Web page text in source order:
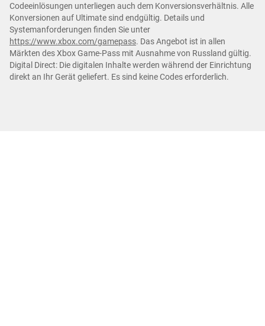
Codeeinlösungen unterliegen auch dem Konversionsverhältnis. Alle
Konversionen auf Ultimate sind endgültig. Details und
Systemanforderungen finden Sie unter
https://www.xbox.com/gamepass. Das Angebot ist in allen
Märkten des Xbox Game-Pass mit Ausnahme von Russland gültig.
Digital Direct: Die digitalen Inhalte werden während der Einrichtung
direkt an Ihr Gerät geliefert. Es sind keine Codes erforderlich.